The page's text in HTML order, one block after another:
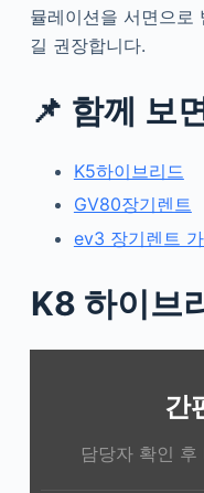
뮬레이션을 서면으로
길 권장합니다.
📌 함께 보
K5하이브리드
GV80장기렌트
ev3 장기렌트
K8 하이브
간
담당자 확인